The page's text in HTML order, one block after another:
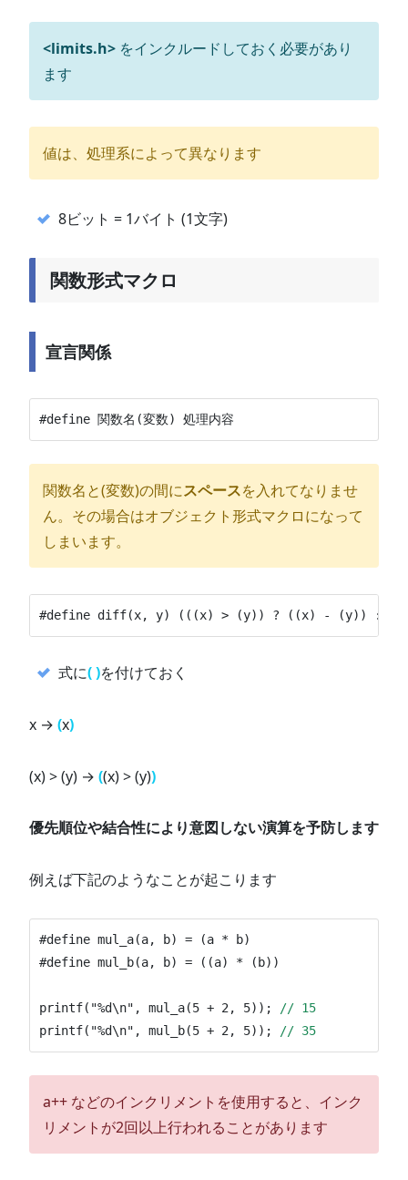
<limits.h> をインクルードしておく必要があり
ます
値は、処理系によって異なります
8ビット = 1バイト (1文字)
関数形式マクロ
宣言関係
#define 関数名(変数) 処理内容
関数名と(変数)の間にスペースを入れてなりませ
ん。その場合はオブジェクト形式マクロになって
しまいます。
式に( )を付けておく
x → (x)
(x) > (y) → ((x) > (y))
優先順位や結合性により意図しない演算を予防します
例えば下記のようなことが起こります
#define mul_a(a, b) = (a * b)
#define mul_b(a, b) = ((a) * (b))
printf("%d\n", mul_a(5 + 2, 5));
// 15
printf("%d\n", mul_b(5 + 2, 5));
// 35
a++ などのインクリメントを使用すると、インク
リメントが2回以上行われることがあります